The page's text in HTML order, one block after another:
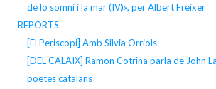
de lo somni i la mar (IV)», per Albert Freixer
REPORTS
[El Periscopi] Amb Silvia Orriols
[DEL CALAIX] Ramon Cotrina parla de John
poetes catalans